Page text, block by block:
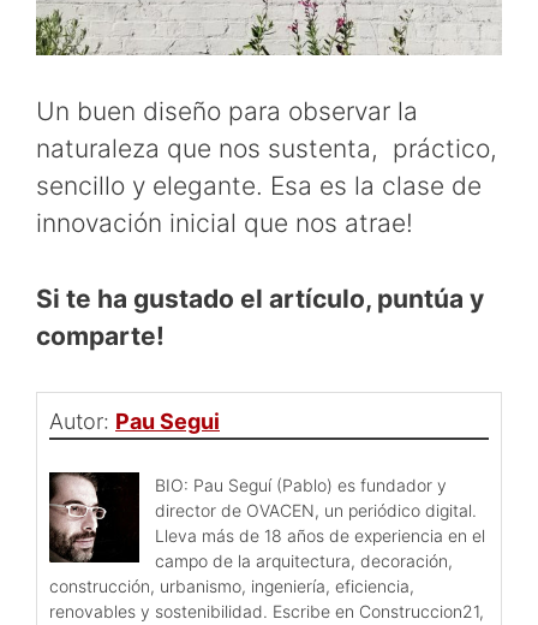
Un buen diseño para observar la
naturaleza que nos sustenta, práctico,
sencillo y elegante. Esa es la clase de
innovación inicial que nos atrae!
Si te ha gustado el artículo, puntúa y
comparte!
Autor: Pau Segui
BIO: Pau Seguí (Pablo) es fundador y
director de OVACEN, un periódico digital.
Lleva más de 18 años de experiencia en el
campo de la arquitectura, decoración,
construcción, urbanismo, ingeniería, eficiencia,
renovables y sostenibilidad. Escribe en Construccion21,